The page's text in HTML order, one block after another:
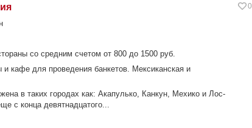
со средним счетом от 800 до 1500 руб.
кафе для проведения банкетов. Мексиканская и
в таких городах как: Акапулько, Канкун, Мехико и Лос-
с конца девятнадцатого...
0